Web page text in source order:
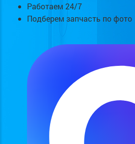
Работаем 24/7
Подберем запчасть по фото